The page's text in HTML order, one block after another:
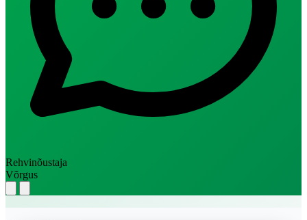
Rehvinõustaja
Võrgus